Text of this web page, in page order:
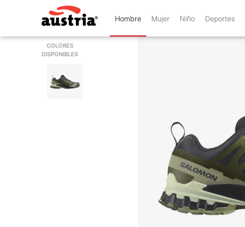
Hombre Mujer Niño Deportes
COLORES
DISPONIBLES